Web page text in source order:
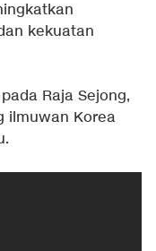
kekuatan
Raja Sejong,
ilmuwan Korea